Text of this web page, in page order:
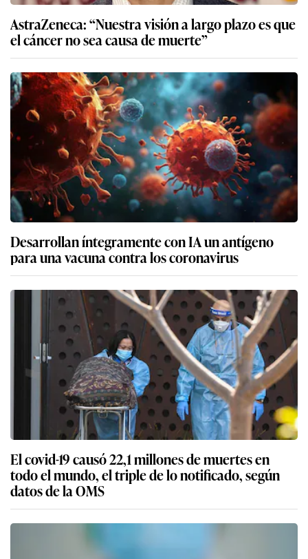
AstraZeneca: “Nuestra visión a largo plazo es que
el cáncer no sea causa de muerte”
Desarrollan íntegramente con IA un antígeno
para una vacuna contra los coronavirus
El covid-19 causó 22,1 millones de muertes en
todo el mundo, el triple de lo notificado, según
datos de la OMS